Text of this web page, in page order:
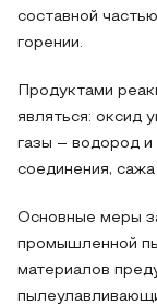
составной
горении.
Продуктами
являться: оксид
газы – водород
соединения,
Основные меры
промышленной
материалов